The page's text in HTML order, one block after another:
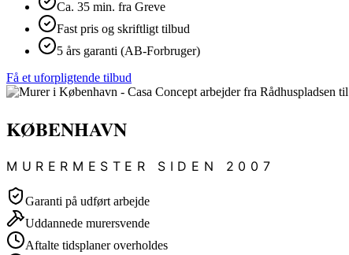
Ca. 35 min. fra Greve
Fast pris og skriftligt tilbud
5 års garanti (AB-Forbruger)
Få et uforpligtende tilbud
KØBENHAVN
MURERMESTER SIDEN 2007
Garanti på udført arbejde
Uddannede murersvende
Aftalte tidsplaner overholdes